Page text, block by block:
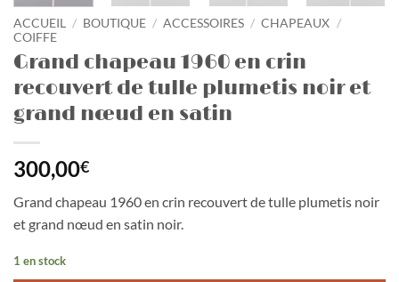
ACCUEIL / BOUTIQUE / ACCESSOIRES / CHAPEAUX /
COIFFE
Grand chapeau 1960 en crin
recouvert de tulle plumetis noir et
grand nœud en satin
300,00€
Grand chapeau 1960 en crin recouvert de tulle plumetis noir
et grand nœud en satin noir.
1 en stock